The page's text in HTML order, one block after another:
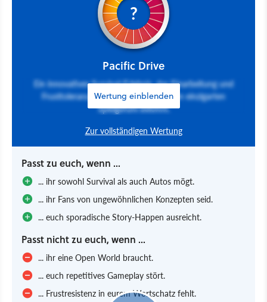
?
Pacific Drive
Wertung einblenden
Ein innovatives Survival-Erlebnis, das Einarbeitung und
Frusttoleranz erfordert, aber mit einem einzigarten
Spielgefühl belohnt.
Zur vollständigen Wertung
Passt zu euch, wenn ...
... ihr sowohl Survival als auch Autos mögt.
... ihr Fans von ungewöhnlichen Konzepten seid.
... euch sporadische Story-Happen ausreicht.
Passt nicht zu euch, wenn ...
... ihr eine Open World braucht.
... euch repetitives Gameplay stört.
... Frustresistenz in eurem Wortschatz fehlt.